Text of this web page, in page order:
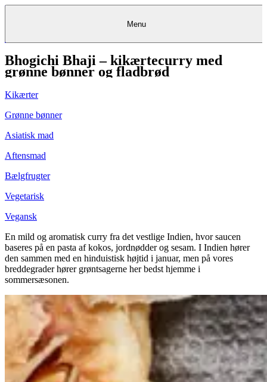
Kantine KantineKantine
FrokostordningFrokostordningFrokostordning
CateringCatering &&EventsEventsCatering & Events
Madkurser
& Teambuilding
Opskrifter
RestauranterRestauranter&&BagerierBagerierRestauranter &
Bagerier
FoodserviceFoodserviceFoodservice
Detail
Projekter
rådgivning
Eventkalender
KøbKøb gavekortgavekortKøb gavekort
KundeserviceKundeserviceKundeservice
Menu
Bhogichi Bhaji – kikærtecurry med
grønne bønner og fladbrød
Kikærter
Grønne bønner
Asiatisk mad
Aftensmad
Bælgfrugter
Vegetarisk
Vegansk
En mild og aromatisk curry fra det vestlige Indien, hvor saucen
baseres på en pasta af kokos, jordnødder og sesam. I Indien hører
den sammen med en hinduistisk højtid i januar, men på vores
breddegrader hører grøntsagerne her bedst hjemme i
sommersæsonen.